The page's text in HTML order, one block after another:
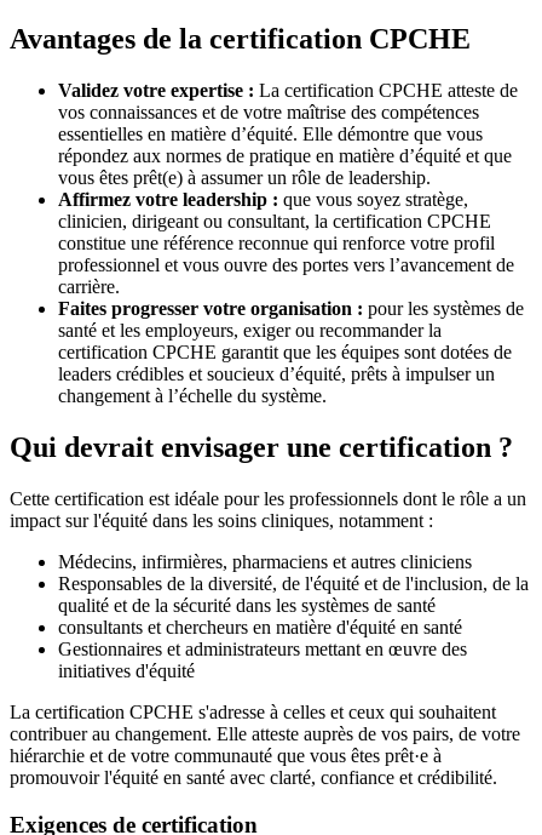
Avantages de la certification CPCHE
Validez votre expertise : La certification CPCHE atteste de
vos connaissances et de votre maîtrise des compétences
essentielles en matière d’équité. Elle démontre que vous
répondez aux normes de pratique en matière d’équité et que
vous êtes prêt(e) à assumer un rôle de leadership.
Affirmez votre leadership : que vous soyez stratège,
clinicien, dirigeant ou consultant, la certification CPCHE
constitue une référence reconnue qui renforce votre profil
professionnel et vous ouvre des portes vers l’avancement de
carrière.
Faites progresser votre organisation : pour les systèmes de
santé et les employeurs, exiger ou recommander la
certification CPCHE garantit que les équipes sont dotées de
leaders crédibles et soucieux d’équité, prêts à impulser un
changement à l’échelle du système.
Qui devrait envisager une certification ?
Cette certification est idéale pour les professionnels dont le rôle a un
impact sur l'équité dans les soins cliniques, notamment :
Médecins, infirmières, pharmaciens et autres cliniciens
Responsables de la diversité, de l'équité et de l'inclusion, de la
qualité et de la sécurité dans les systèmes de santé
consultants et chercheurs en matière d'équité en santé
Gestionnaires et administrateurs mettant en œuvre des
initiatives d'équité
La certification CPCHE s'adresse à celles et ceux qui souhaitent
contribuer au changement. Elle atteste auprès de vos pairs, de votre
hiérarchie et de votre communauté que vous êtes prêt·e à
promouvoir l'équité en santé avec clarté, confiance et crédibilité.
Exigences de certification